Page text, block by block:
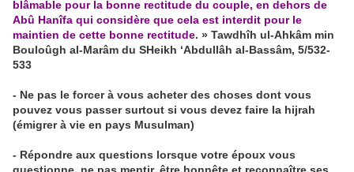
blâmable pour la bonne rectitude du couple, en dehors de
Abû Hanîfa qui considère que cela est interdit pour le
maintien de cette bonne rectitude. » Tawdhîh ul-Ahkâm min
Bouloûgh al-Marâm du SHeikh ‘Abdullâh al-Bassâm, 5/532-
533
- Ne pas le forcer à vous acheter des choses dont vous
pouvez vous passer surtout si vous devez faire la hijrah
(émigrer à vie en pays Musulman)
- Répondre aux questions lorsque votre époux vous